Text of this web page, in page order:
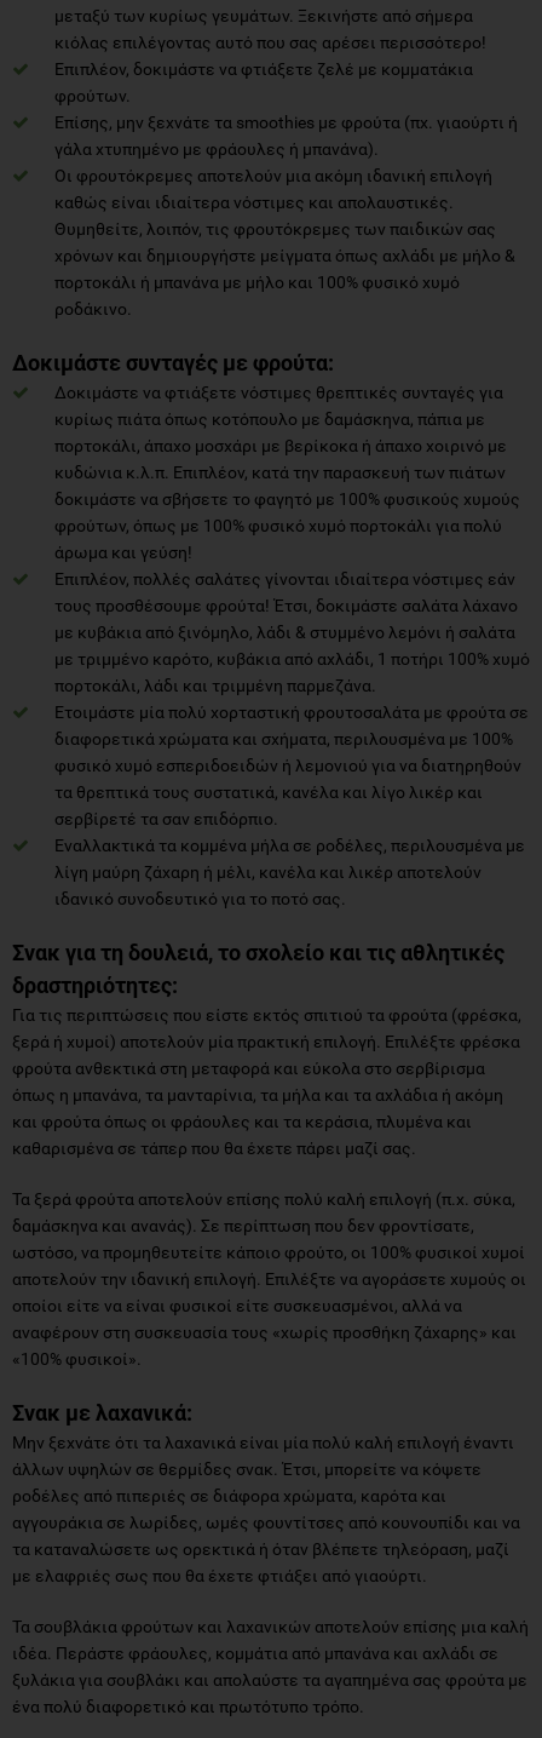
μεταξύ των κυρίως γευμάτων. Ξεκινήστε από σήμερα
κιόλας επιλέγοντας αυτό που σας αρέσει περισσότερο!
Επιπλέον, δοκιμάστε να φτιάξετε ζελέ με κομματάκια
φρούτων.
Επίσης, μην ξεχνάτε τα smoothies με φρούτα (πχ. γιαούρτι ή
γάλα χτυπημένο με φράουλες ή μπανάνα).
Οι φρουτόκρεμες αποτελούν μια ακόμη ιδανική επιλογή
καθώς είναι ιδιαίτερα νόστιμες και απολαυστικές.
Θυμηθείτε, λοιπόν, τις φρουτόκρεμες των παιδικών σας
χρόνων και δημιουργήστε μείγματα όπως αχλάδι με μήλο &
πορτοκάλι ή μπανάνα με μήλο και 100% φυσικό χυμό
ροδάκινο.
Δοκιμάστε συνταγές με φρούτα:
Δοκιμάστε να φτιάξετε νόστιμες θρεπτικές συνταγές για
κυρίως πιάτα όπως κοτόπουλο με δαμάσκηνα, πάπια με
πορτοκάλι, άπαχο μοσχάρι με βερίκοκα ή άπαχο χοιρινό με
κυδώνια κ.λ.π. Επιπλέον, κατά την παρασκευή των πιάτων
δοκιμάστε να σβήσετε το φαγητό με 100% φυσικούς χυμούς
φρούτων, όπως με 100% φυσικό χυμό πορτοκάλι για πολύ
άρωμα και γεύση!
Επιπλέον, πολλές σαλάτες γίνονται ιδιαίτερα νόστιμες εάν
τους προσθέσουμε φρούτα! Έτσι, δοκιμάστε σαλάτα λάχανο
με κυβάκια από ξινόμηλο, λάδι & στυμμένο λεμόνι ή σαλάτα
με τριμμένο καρότο, κυβάκια από αχλάδι, 1 ποτήρι 100% χυμό
πορτοκάλι, λάδι και τριμμένη παρμεζάνα.
Ετοιμάστε μία πολύ χορταστική φρουτοσαλάτα με φρούτα σε
διαφορετικά χρώματα και σχήματα, περιλουσμένα με 100%
φυσικό χυμό εσπεριδοειδών ή λεμονιού για να διατηρηθούν
τα θρεπτικά τους συστατικά, κανέλα και λίγο λικέρ και
σερβίρετέ τα σαν επιδόρπιο.
Εναλλακτικά τα κομμένα μήλα σε ροδέλες, περιλουσμένα με
λίγη μαύρη ζάχαρη ή μέλι, κανέλα και λικέρ αποτελούν
ιδανικό συνοδευτικό για το ποτό σας.
Σνακ για τη δουλειά, το σχολείο και τις αθλητικές
δραστηριότητες:
Για τις περιπτώσεις που είστε εκτός σπιτιού τα φρούτα (φρέσκα,
ξερά ή χυμοί) αποτελούν μία πρακτική επιλογή. Επιλέξτε φρέσκα
φρούτα ανθεκτικά στη μεταφορά και εύκολα στο σερβίρισμα
όπως η μπανάνα, τα μανταρίνια, τα μήλα και τα αχλάδια ή ακόμη
και φρούτα όπως οι φράουλες και τα κεράσια, πλυμένα και
καθαρισμένα σε τάπερ που θα έχετε πάρει μαζί σας.
Τα ξερά φρούτα αποτελούν επίσης πολύ καλή επιλογή (π.χ. σύκα,
δαμάσκηνα και ανανάς). Σε περίπτωση που δεν φροντίσατε,
ωστόσο, να προμηθευτείτε κάποιο φρούτο, οι 100% φυσικοί χυμοί
αποτελούν την ιδανική επιλογή. Επιλέξτε να αγοράσετε χυμούς οι
οποίοι είτε να είναι φυσικοί είτε συσκευασμένοι, αλλά να
αναφέρουν στη συσκευασία τους «χωρίς προσθήκη ζάχαρης» και
«100% φυσικοί».
Σνακ με λαχανικά:
Μην ξεχνάτε ότι τα λαχανικά είναι μία πολύ καλή επιλογή έναντι
άλλων υψηλών σε θερμίδες σνακ. Έτσι, μπορείτε να κόψετε
ροδέλες από πιπεριές σε διάφορα χρώματα, καρότα και
αγγουράκια σε λωρίδες, ωμές φουντίτσες από κουνουπίδι και να
τα καταναλώσετε ως ορεκτικά ή όταν βλέπετε τηλεόραση, μαζί
με ελαφριές σως που θα έχετε φτιάξει από γιαούρτι.
Τα σουβλάκια φρούτων και λαχανικών αποτελούν επίσης μια καλή
ιδέα. Περάστε φράουλες, κομμάτια από μπανάνα και αχλάδι σε
ξυλάκια για σουβλάκι και απολαύστε τα αγαπημένα σας φρούτα με
ένα πολύ διαφορετικό και πρωτότυπο τρόπο.